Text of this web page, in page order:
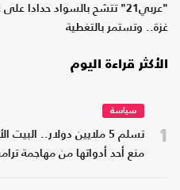
"عربي21" تتشح بالسواد
غزة.. وتستمر بالتغطية
الأكثر قراءة اليوم
1
سياسة
تسلم 5 ملايين دولار..
منع أحد أدواتها من مهاجمة